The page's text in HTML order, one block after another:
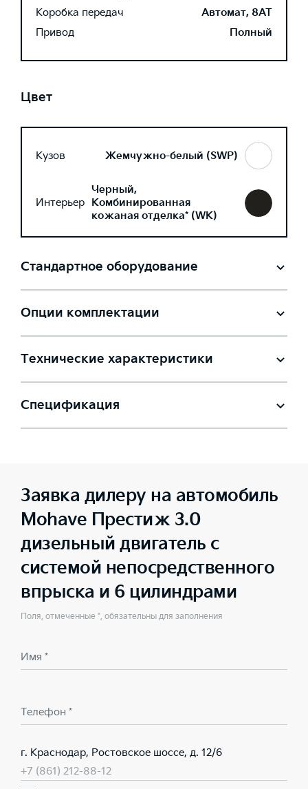
Коробка передач
Автомат, 8AT
Привод
Полный
Цвет
Кузов Жемчужно-белый (SWP)
Интерьер
Черный,
Комбинированная
кожаная отделка* (WK)
Стандартное оборудование
Опции комплектации
Технические характеристики
Спецификация
Заявка дилеру на автомобиль
Mohave Престиж 3.0
дизельный двигатель с
системой непосредственного
впрыска и 6 цилиндрами
Поля, отмеченные *, обязательны для заполнения
Имя *
Телефон *
г. Краснодар, Ростовское шоссе, д. 12/6
+7 (861) 212-88-12